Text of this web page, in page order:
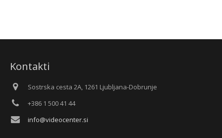
Kontakti
Sostrska cesta 2A, 1261 Ljubljana-Dobrunje
+386 1 500 41 44
info@videocenter.si